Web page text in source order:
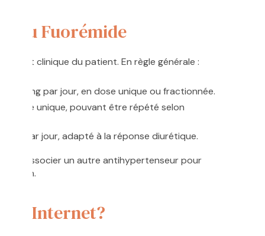
du Fuorémide
l’état clinique du patient. En règle générale :
80 mg par jour, en dose unique ou fractionnée.
dose unique, pouvant être répété selon
mg par jour, adapté à la réponse diurétique.
ou associer un autre antihypertenseur pour
Internet?